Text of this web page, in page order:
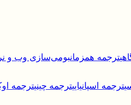
ترجمه همزمانبومی‌سازی وب و
ترجمه اسپانیاییترجمه چینیترجمه